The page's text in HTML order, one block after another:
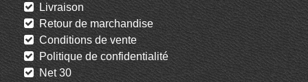
Livraison
Retour de marchandise
Conditions de vente
Politique de confidentialité
Net 30